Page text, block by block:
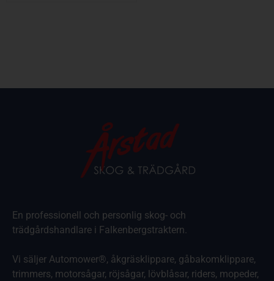
En professionell och personlig skog- och
trädgårdshandlare i Falkenbergstraktern.
Vi säljer Automower®, åkgräsklippare, gåbakomklippare,
trimmers, motorsågar, röjsågar, lövblåsar, riders, mopeder,